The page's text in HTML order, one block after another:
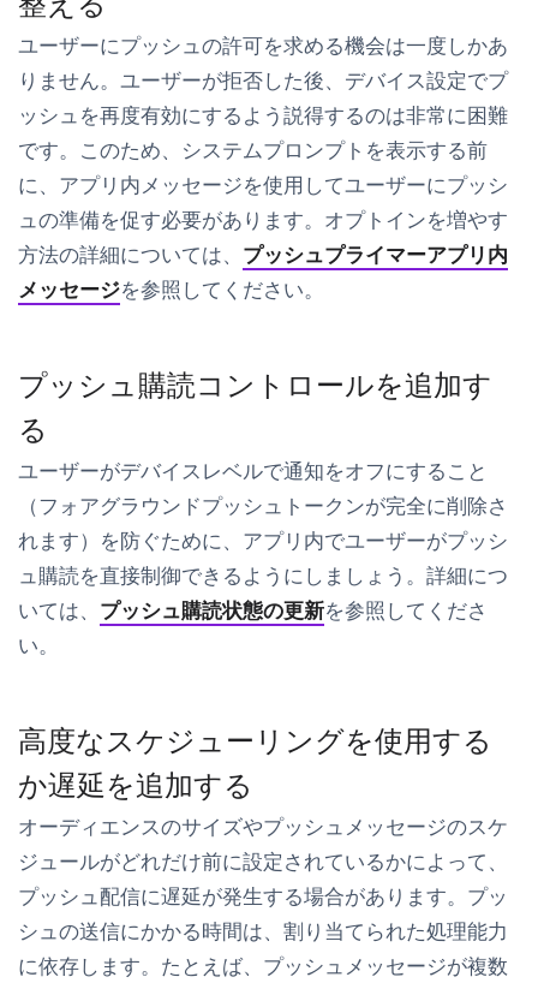
ユーザーにプッシュの許可を求める機会は一度しかあ
りません。ユーザーが拒否した後、デバイス設定でプ
ッシュを再度有効にするよう説得するのは非常に困難
です。このため、システムプロンプトを表示する前
に、アプリ内メッセージを使用してユーザーにプッシ
ュの準備を促す必要があります。オプトインを増やす
方法の詳細については、 プッシュプライマーアプリ内
メッセージを参照してください。
プッシュ購読コントロールを追加す
る
ユーザーがデバイスレベルで通知をオフにすること
（フォアグラウンドプッシュトークンが完全に削除さ
れます）を防ぐために、アプリ内でユーザーがプッシ
ュ購読を直接制御できるようにしましょう。詳細につ
いては、 プッシュ購読状態の更新を参照してくださ
い。
高度なスケジューリングを使用する
か遅延を追加する
オーディエンスのサイズやプッシュメッセージのスケ
ジュールがどれだけ前に設定されているかによって、
プッシュ配信に遅延が発生する場合があります。プッ
シュの送信にかかる時間は、割り当てられた処理能力
に依存します。たとえば、プッシュメッセージが複数